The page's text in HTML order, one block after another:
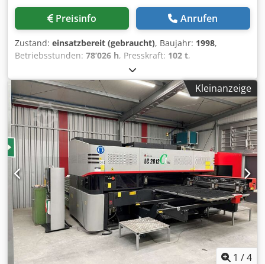
Preisinfo Anrufen
Zustand: einsatzbereit (gebraucht), Baujahr: 1998,
Betriebsstunden: 78’026 h, Presskraft: 102 t,
, Anzahl der Achsen:
Achsen-Abkantpresse vom Typ AMADA HFBO 100-30 wurde
1998 hergestellt. Sie verfügt über eine maximale Presskraft
von 1000 kN und eine Biegelänge von 3100 mm und bietet
damit solide Leistungsfähigkeit für vielfältige
Anwendungen. Im Jahr 2024 wurden an der Maschine
Software-Upgrades durchgeführt und die Zylinder
ausgetauscht. Wenn Sie auf der Suche nach hochwertigen
Biegekapazitäten sind, sollten Sie die von uns zum Verkauf
angebotene Abkantpresse AMADA HFBO 100-30 in Betracht
ziehen. Kontaktieren Sie uns für weitere Details. • Abstand
zwischen den Rahmen: 2700 mm • Maximaler Hub: 200
mm • Anzahl der Achsen: 8 (Y1, Y2, X1, X2, R1, R2, Z1, Z2) •
Spannung: 400/415 V • Frequenz: 50 Hz • Nennstrom: 199 A
• Anzahl der Phasen: 3 Dedpfxezl Dvqj Ahzeck • Installierte
Leistung: 9 kW • Geräuschpegel:
Kleinanzeige
1 /4